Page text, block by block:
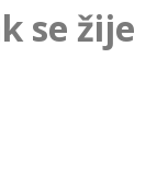
se žije